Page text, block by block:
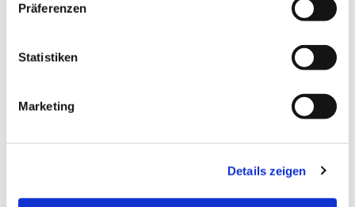
Präferenzen
Statistiken
Marketing
Details zeigen